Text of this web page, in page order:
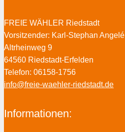
FREIE WÄHLER Riedstadt
Vorsitzender: Karl-Stephan Angelé
Altrheinweg 9
64560 Riedstadt-Erfelden
Telefon: 06158-1756
info@freie-waehler-riedstadt.de
Informationen: